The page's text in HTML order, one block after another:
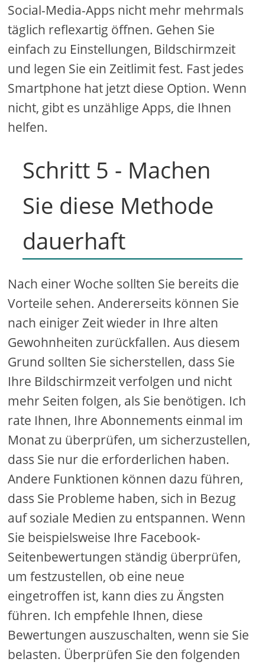
Social-Media-Apps nicht mehr mehrmals
täglich reflexartig öffnen. Gehen Sie
einfach zu Einstellungen, Bildschirmzeit
und legen Sie ein Zeitlimit fest. Fast jedes
Smartphone hat jetzt diese Option. Wenn
nicht, gibt es unzählige Apps, die Ihnen
helfen.
Schritt 5 - Machen
Sie diese Methode
dauerhaft
Nach einer Woche sollten Sie bereits die
Vorteile sehen. Andererseits können Sie
nach einiger Zeit wieder in Ihre alten
Gewohnheiten zurückfallen. Aus diesem
Grund sollten Sie sicherstellen, dass Sie
Ihre Bildschirmzeit verfolgen und nicht
mehr Seiten folgen, als Sie benötigen. Ich
rate Ihnen, Ihre Abonnements einmal im
Monat zu überprüfen, um sicherzustellen,
dass Sie nur die erforderlichen haben.
Andere Funktionen können dazu führen,
dass Sie Probleme haben, sich in Bezug
auf soziale Medien zu entspannen. Wenn
Sie beispielsweise Ihre Facebook-
Seitenbewertungen ständig überprüfen,
um festzustellen, ob eine neue
eingetroffen ist, kann dies zu Ängsten
führen. Ich empfehle Ihnen, diese
Bewertungen auszuschalten, wenn sie Sie
belasten. Überprüfen Sie den folgenden